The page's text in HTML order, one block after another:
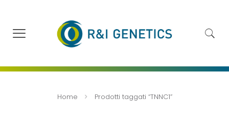
Home Prodotti taggati “TNNC1”